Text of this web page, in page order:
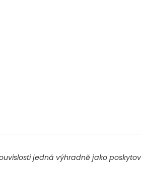
jedná výhradně jako